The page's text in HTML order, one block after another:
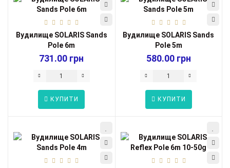
Вудилище SOLARIS Sands
Pole 6m
731.00 грн
КУПИТИ
Вудилище SOLARIS Sands
Pole 5m
580.00 грн
КУПИТИ